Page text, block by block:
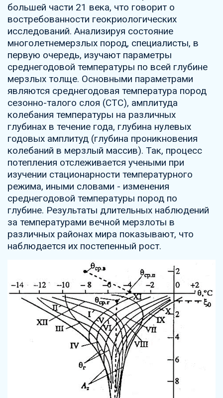
большей части 21 века, что говорит о
востребованности геокриологических
исследований. Анализируя состояние
многолетнемерзлых пород, специалисты, в
первую очередь, изучают параметры
среднегодовой температуры по всей глубине
мерзлых толще. Основными параметрами
являются среднегодовая температура пород
сезонно-талого слоя (СТС), амплитуда
колебания температуры на различных
глубинах в течение года, глубина нулевых
годовых амплитуд (глубина проникновения
колебаний в мерзлый массив). Так, процесс
потепления отслеживается учеными при
изучении стационарности температурного
режима, иными словами - изменения
среднегодовой температуры пород по
глубине. Результаты длительных наблюдений
за температурами вечной мерзлоты в
различных районах мира показывают, что
наблюдается их постепенный рост.